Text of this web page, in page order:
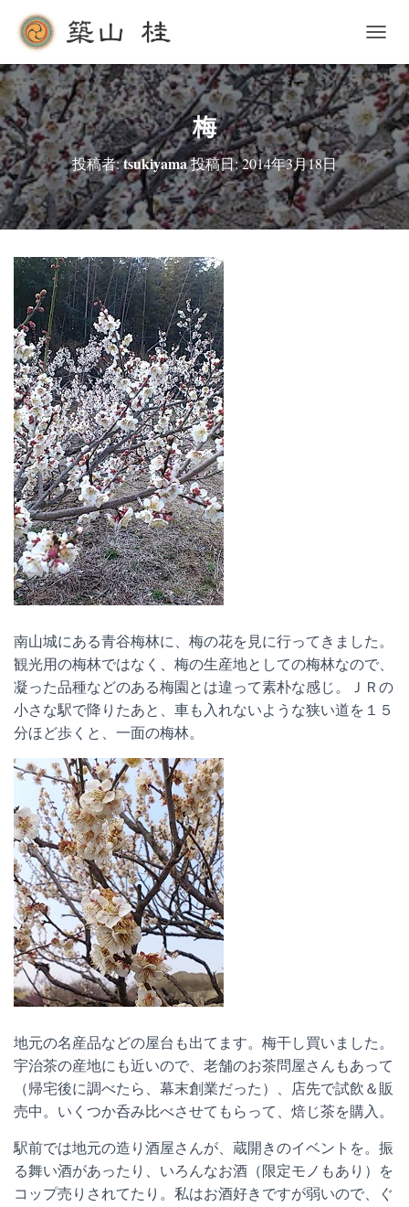
ビ
ゲ
ー
シ
ョ
ン
を
切
り
替
梅
投稿者:tsukiyama投稿日:2014年3月18日
南山城にある青谷梅林に、梅の花を見に行ってきました。
観光用の梅林ではなく、梅の生産地としての梅林なので、
凝った品種などのある梅園とは違って素朴な感じ。ＪＲの
小さな駅で降りたあと、車も入れないような狭い道を１５
分ほど歩くと、一面の梅林。
地元の名産品などの屋台も出てます。梅干し買いました。
宇治茶の産地にも近いので、老舗のお茶問屋さんもあって
（帰宅後に調べたら、幕末創業だった）、店先で試飲＆販
売中。いくつか呑み比べさせてもらって、焙じ茶を購入。
駅前では地元の造り酒屋さんが、蔵開きのイベントを。振
る舞い酒があったり、いろんなお酒（限定モノもあり）を
コップ売りされてたり。私はお酒好きですが弱いので、ぐ